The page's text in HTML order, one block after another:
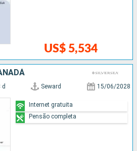
US$ 5,534
d Seward 15/06/2028
Internet gratuita
Pensão completa